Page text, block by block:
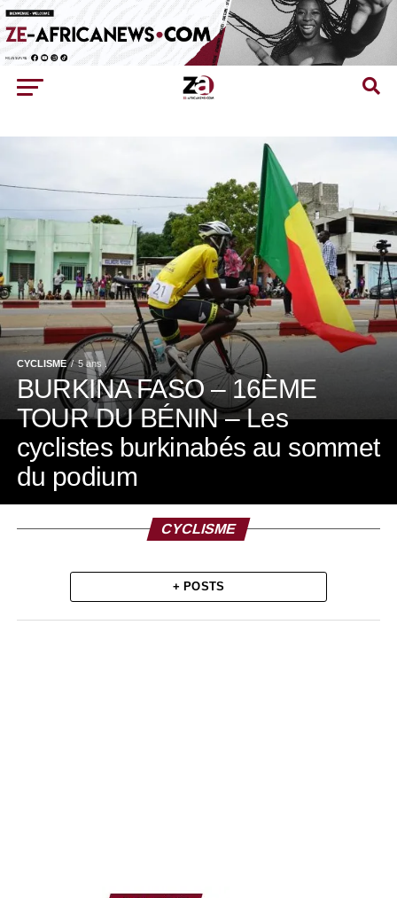
CYCLISME 5 ans .
BURKINA FASO – 16ÈME
TOUR DU BÉNIN – Les
cyclistes burkinabés au sommet
du podium
CYCLISME
+ POSTS